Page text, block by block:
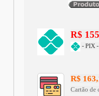
R$
- PIX
R$
Cartão de